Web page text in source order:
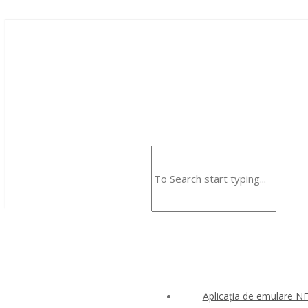
Aplicația de emulare